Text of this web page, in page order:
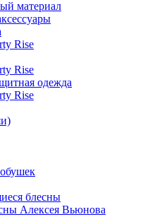
материал
Rise
Rise
одежда
Rise
блесны
Алексея Вьюнова